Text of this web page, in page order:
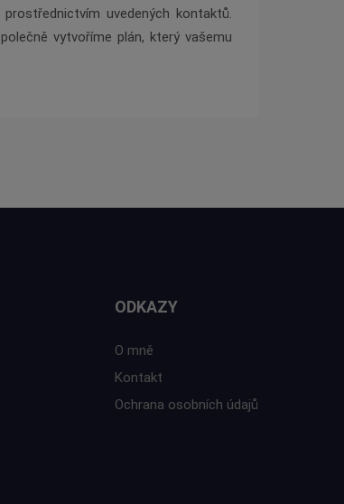
uvedených kontaktů.
vytvoříme plán, který vašemu
ODKAZY
O mně
Kontakt
Ochrana osobních údajů